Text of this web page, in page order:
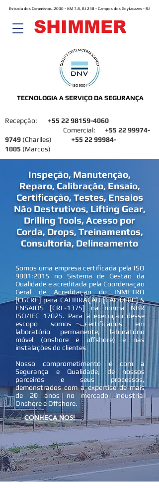
SHIMMER
TECNOLOGIA A SERVIÇO DA SEGURANÇA
Estrada dos Ceramistas, 2000 - KM 7.8, RJ 238 - Campos dos Goytacazes - RJ
Recepção: +55 22 98159-4060
Comercial:
+55 22 99974-
9749 (Charlles)
+55 22 99984-
1005 (Marcos)
Inspeção, Manutenção,
Reparo, Calibração, Ensaio,
Certificação, Testes, Ensaios
Não Destrutivos, Lifting Gear,
Drilling Tools, Acesso por
Corda, Drops, Treinamentos,
Consultoria, Delineamento
Somos uma empresa certificada pela ISO
9001:2015 no Sistema de Gestão da
Qualidade e acreditada pela Coordenação
Geral de Acreditação do INMETRO
[CGCRE] para CALIBRAÇÃO [CAL-0680] &
ENSAIOS [CRL-1375] na norma NBR
ISO/IEC 17025. Para a execução desse
escopo somos certificados em
laboratório permanente, laboratório
móvel (onshore e offshore) e nas
instalações do clientes
Nosso comprometimento é com a
Segurança e Qualidade, de nossos
parceiros e seus processos,
demonstrados com a expertise de mais
de 20 anos no mercado industrial
Onshore e Offshore.
CONHEÇA NOS!